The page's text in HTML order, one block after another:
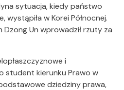
sytuacja, kiedy państwo
wystąpiła w Korei Północnej.
Dzong Un wprowadził rzuty za
i
student kierunku Prawo w
dziedziny prawa,